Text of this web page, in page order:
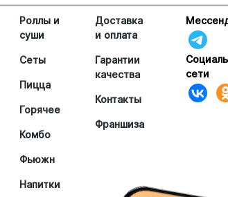
Роллы и
суши
Сеты
Пицца
Горячее
Комбо
Фьюжн
Напитки
Доставка
и оплата
Гарантии
качества
Контакты
Франшиза
сети